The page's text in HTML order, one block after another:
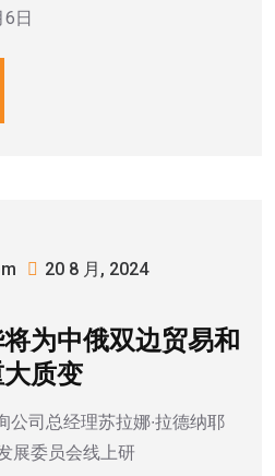
日
20 8 月, 2024
为中俄双边贸易和
质变
公司总经理苏拉娜∙拉德纳耶
展委员会线上研